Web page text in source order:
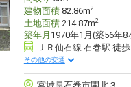
住環境☆
建物面積82.86m2
土地面積214.87m2
築年月 1970年1月(築56年8
ＪＲ仙石線 石巻駅 徒
その他の交通